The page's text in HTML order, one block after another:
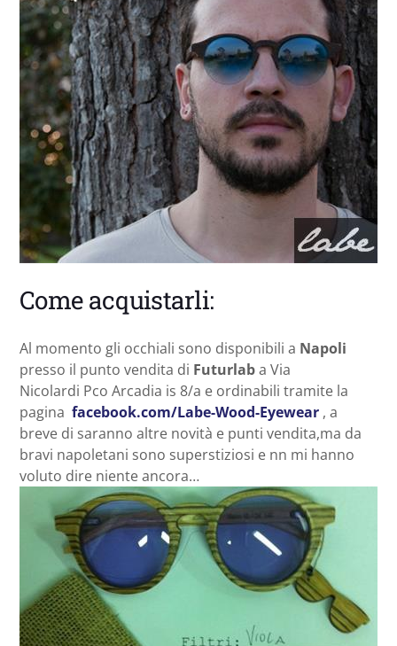
Come acquistarli:
Al momento gli occhiali sono disponibili a Napoli
presso il punto vendita di Futurlaba Via
Nicolardi Pco Arcadia is 8/a e ordinabili tramite la
pagina facebook.com/Labe-Wood-Eyewear , a
breve di saranno altre novità e punti vendita,ma da
bravi napoletani sono superstiziosi e nn mi hanno
voluto dire niente ancora…